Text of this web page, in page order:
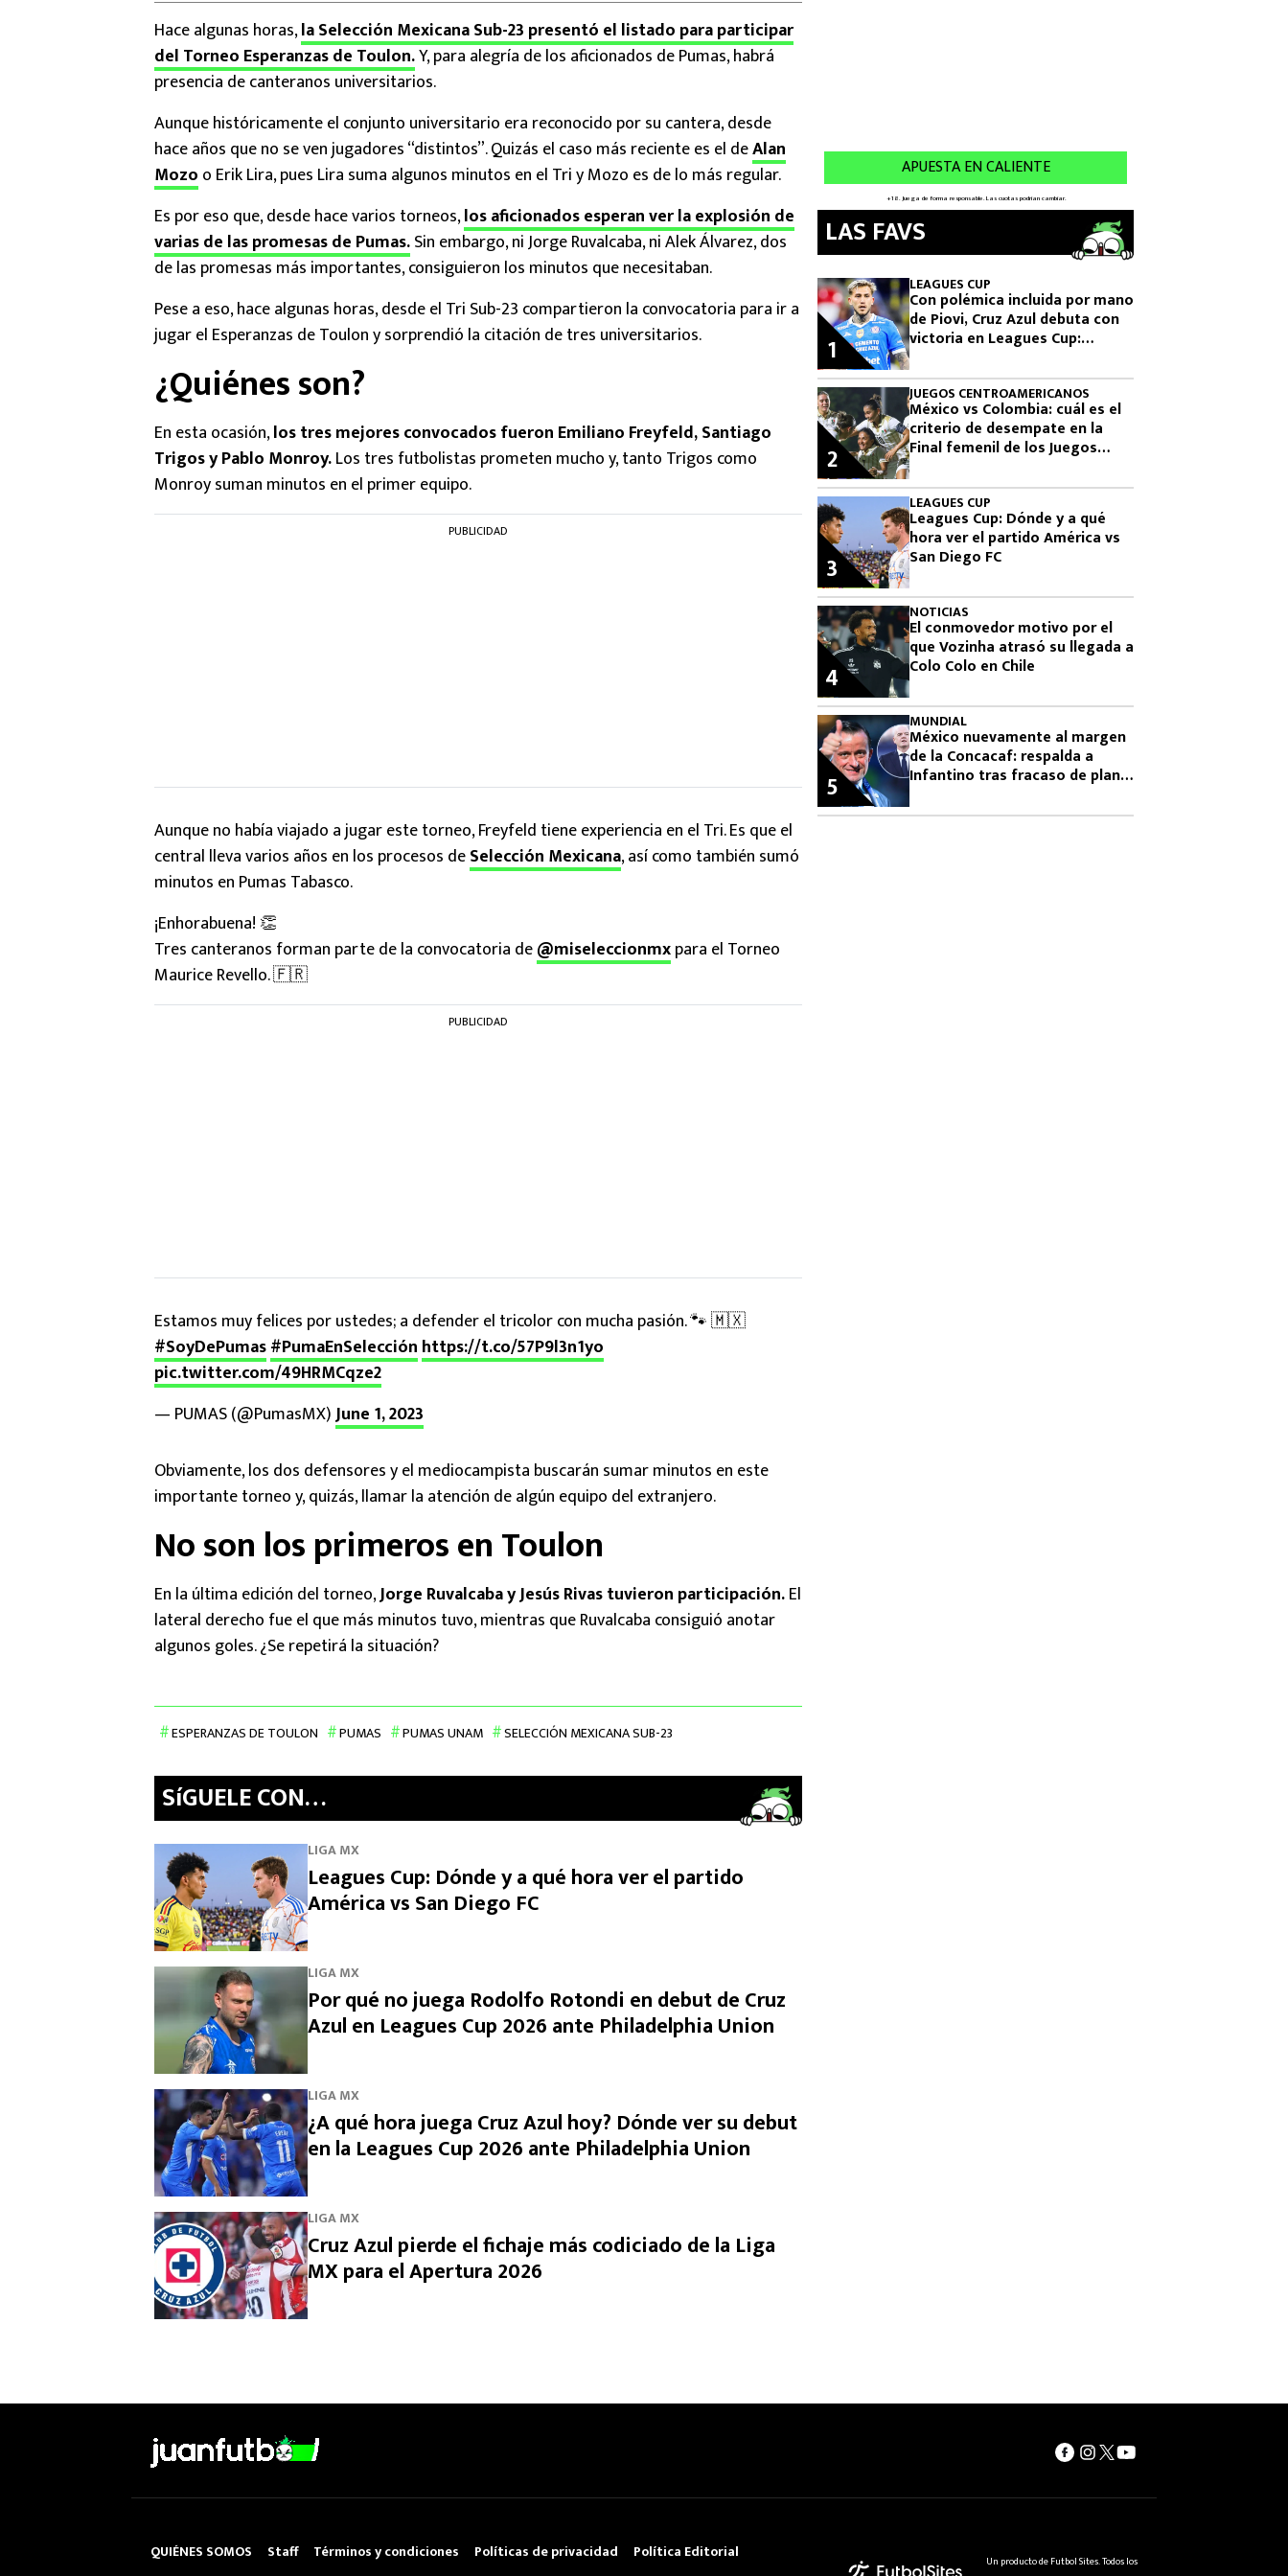
Hace algunas horas,la Selección Mexicana Sub-23 presentó el listado para participar
del Torneo Esperanzas de Toulon.Y, para alegría de los aficionados de Pumas, habrá
presencia de canteranos universitarios.
Aunque históricamente el conjunto universitario era reconocido por su cantera, desde
hace años que no se ven jugadores “distintos”. Quizás el caso más reciente es el deAlan
Mozo o Erik Lira, pues Lira suma algunos minutos en el Tri y Mozo es de lo más regular.
Es por eso que, desde hace varios torneos,los aficionados esperan ver la explosión de
varias de las promesas de Pumas.Sin embargo, ni Jorge Ruvalcaba, ni Alek Álvarez, dos
de las promesas más importantes, consiguieron los minutos que necesitaban.
Pese a eso, hace algunas horas, desde el Tri Sub-23 compartieron la convocatoria para ir a
jugar el Esperanzas de Toulon y sorprendió la citación de tres universitarios.
¿Quiénes son?
En esta ocasión,los tres mejores convocados fueron Emiliano Freyfeld, Santiago
Trigos y Pablo Monroy.Los tres futbolistas prometen mucho y, tanto Trigos como
Monroy suman minutos en el primer equipo.
PUBLICIDAD
Aunque no había viajado a jugar este torneo, Freyfeld tiene experiencia en el Tri. Es que el
central lleva varios años en los procesos deSelección Mexicana, así como también sumó
minutos en Pumas Tabasco.
¡Enhorabuena! 👏
Tres canteranos forman parte de la convocatoria de@miseleccionmxpara el Torneo
Maurice Revello. 🇫🇷
PUBLICIDAD
Estamos muy felices por ustedes; a defender el tricolor con mucha pasión. 🐾 🇲🇽
#SoyDePumas#PumaEnSelección https://t.co/57P9l3n1yo
pic.twitter.com/49HRMCqze2
— PUMAS (@PumasMX)June 1, 2023
Obviamente, los dos defensores y el mediocampista buscarán sumar minutos en este
importante torneo y, quizás, llamar la atención de algún equipo del extranjero.
No son los primeros en Toulon
En la última edición del torneo,Jorge Ruvalcaba y Jesús Rivas tuvieron participación.El
lateral derecho fue el que más minutos tuvo, mientras que Ruvalcaba consiguió anotar
algunos goles. ¿Se repetirá la situación?
ESPERANZAS DE TOULON PUMAS PUMAS UNAM SELECCIÓN MEXICANA SUB-23
SíGUELE CON…
LIGA MX
Leagues Cup: Dónde y a qué hora ver el partido
América vs San Diego FC
LIGA MX
Por qué no juega Rodolfo Rotondi en debut de Cruz
Azul en Leagues Cup 2026 ante Philadelphia Union
LIGA MX
¿A qué hora juega Cruz Azul hoy? Dónde ver su debut
en la Leagues Cup 2026 ante Philadelphia Union
LIGA MX
Cruz Azul pierde el fichaje más codiciado de la Liga
MX para el Apertura 2026
LAS FAVS
LEAGUES CUP
Con polémica incluida por mano
de Piovi, Cruz Azul debuta con
victoria en Leagues Cup:
1
JUEGOS CENTROAMERICANOS
México vs Colombia: cuál es el
criterio de desempate en la
Final femenil de los Juegos
2
LEAGUES CUP
Leagues Cup: Dónde y a qué
hora ver el partido América vs
San Diego FC
3
NOTICIAS
El conmovedor motivo por el
que Vozinha atrasó su llegada a
Colo Colo en Chile
4
MUNDIAL
México nuevamente al margen
de la Concacaf: respalda a
Infantino tras fracaso de plan
5
QUIÉNES SOMOS Staff Términos y condiciones Políticas de privacidad Política Editorial
Un producto de Futbol Sites. Todos los